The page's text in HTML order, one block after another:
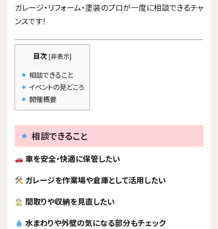
ガレージ・リフォーム・塗装のプロが一度に相談できるチャ
ンスです！
目次 [非表示]
相談できること
イベントの見どころ
開催概要
相談できること
車を安全・快適に保管したい
ガレージを作業場や倉庫として活用したい
間取りや収納を見直したい
水まわりや外壁の気になる部分もチェック